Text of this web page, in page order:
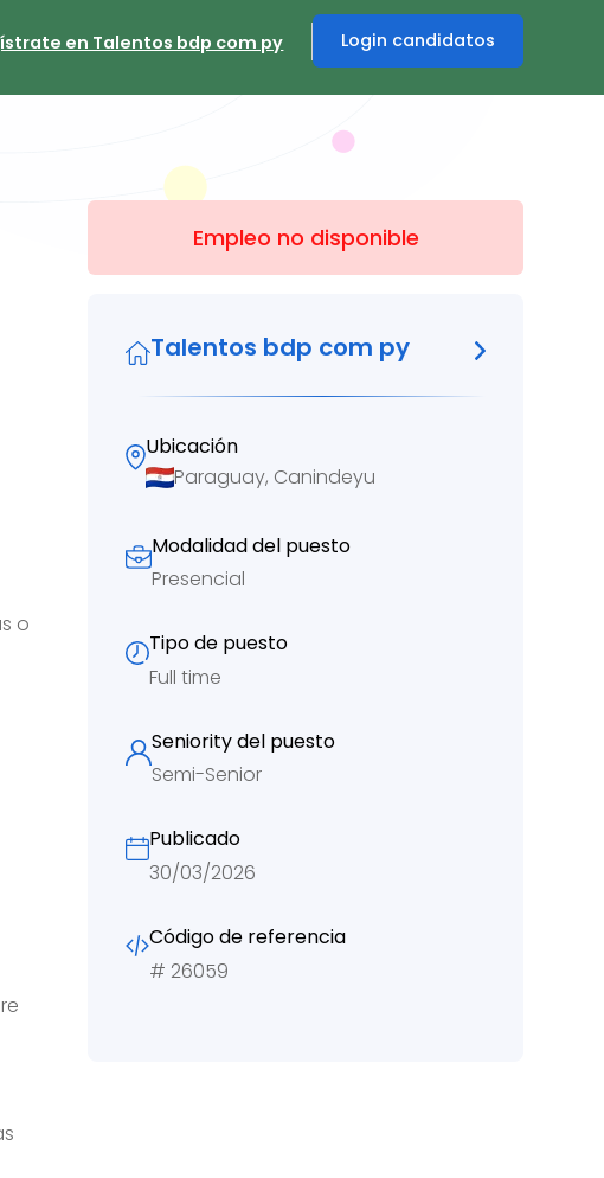
en Talentos bdp com py Login candidatos
o
Empleo no disponible
Talentos bdp com py
Ubicación
Paraguay, Canindeyu
Modalidad del puesto
Presencial
Tipo de puesto
Full time
Seniority del puesto
Semi-Senior
Publicado
30/03/2026
Código de referencia
# 26059